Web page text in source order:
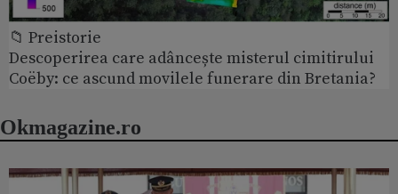
📁 Preistorie
Descoperirea care adâncește misterul cimitirului
Coëby: ce ascund movilele funerare din Bretania?
Okmagazine.ro